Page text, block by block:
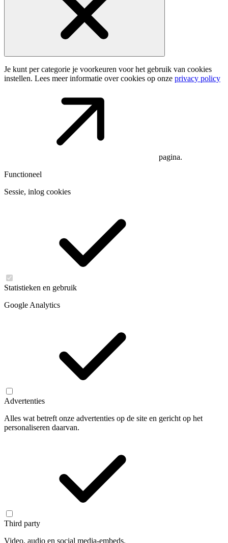
Je kunt per categorie je voorkeuren voor het gebruik van cookies
instellen. Lees meer informatie over cookies op onze privacy policy
pagina.
Functioneel
Sessie, inlog cookies
Statistieken en gebruik
Google Analytics
Advertenties
Alles wat betreft onze advertenties op de site en gericht op het
personaliseren daarvan.
Third party
Video, audio en social media-embeds.